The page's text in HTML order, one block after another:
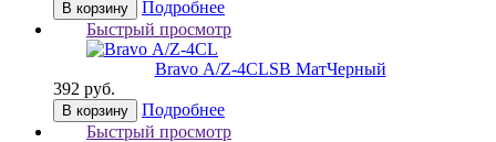
В корзину
Подробнее
Быстрый просмотр
Bravo А/Z-4CLSB МатЧерный
392 руб.
В корзину
Подробнее
Быстрый просмотр